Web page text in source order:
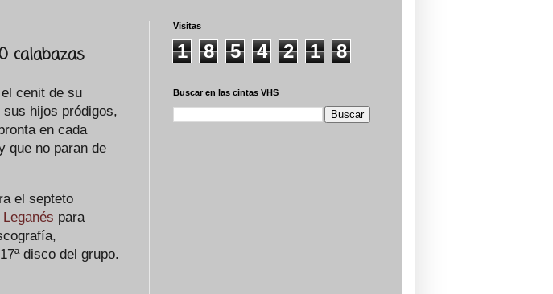
calabazas
cenit de su
hijos pródigos,
en cada
que no paran de
el septeto
para
disco del grupo.
Visitas
1 8 5 4 2 1 8
Buscar en las cintas VHS